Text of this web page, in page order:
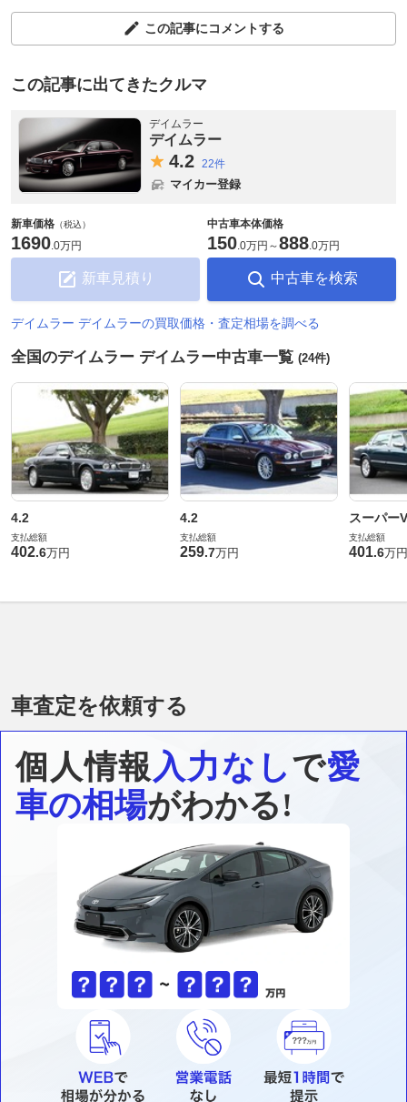
この記事にコメントする
この記事に出てきたクルマ
デイムラー
デイムラー
4.2 22件
マイカー登録
新車価格 （税込）
1690.0万円
新車見積り
中古車本体価格
150.0万円 ～888.0万円
中古車を検索
デイムラー デイムラーの買取価格・査定相場を調べる
全国のデイムラー デイムラー中古車一覧 (24件)
4.2
支払総額
402.6万円
4.2
支払総額
259.7万円
スーパー
支払総額
401.6万円
車査定を依頼する
個人情報 入力なしで愛
車の相場がわかる!